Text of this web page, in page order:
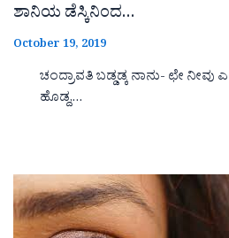
ಶಾನಿಯ ಡೆಸ್ಕಿನಿಂದ…
October 19, 2019
ಚಂದ್ರಾವತಿ ಬಡ್ಡಡ್ಕ ನಾನು- ಛೇ ನೀವು
ಹೊಡ್ದ,…